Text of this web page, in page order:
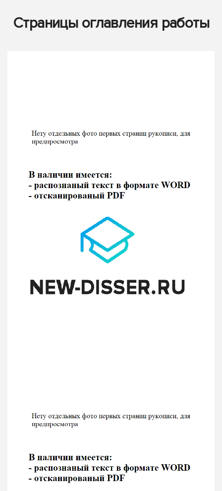
Страницы оглавления работы